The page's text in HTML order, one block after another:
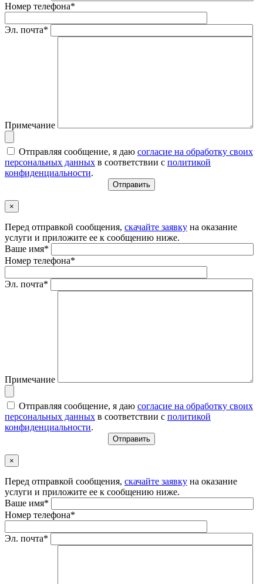
Номер телефона*
Эл. почта*
Примечание
Отправляя сообщение, я даю согласие на обработку своих
персональных данных в соответствии с политикой
конфиденциальности.
×
Перед отправкой сообщения, скачайте заявку на оказание
услуги и приложите ее к сообщению ниже.
Ваше имя*
Номер телефона*
Эл. почта*
Примечание
Отправляя сообщение, я даю согласие на обработку своих
персональных данных в соответствии с политикой
конфиденциальности.
×
Перед отправкой сообщения, скачайте заявку на оказание
услуги и приложите ее к сообщению ниже.
Ваше имя*
Номер телефона*
Эл. почта*